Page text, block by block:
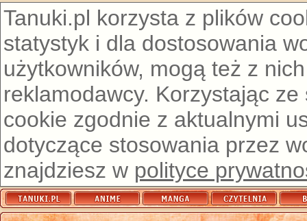
Tanuki.pl korzysta z plików
statystyk i dla dostosowania
użytkowników, mogą też z
reklamodawcy. Korzystając
cookie zgodnie z aktualnymi
dotyczące stosowania przez
znajdziesz w polityce